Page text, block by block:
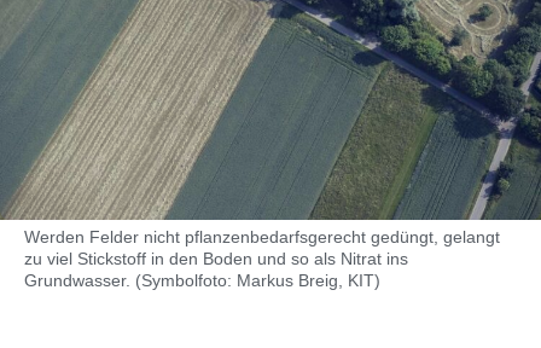
Werden Felder nicht pflanzenbedarfsgerecht gedüngt, gelangt
zu viel Stickstoff in den Boden und so als Nitrat ins
Grundwasser. (Symbolfoto: Markus Breig, KIT)